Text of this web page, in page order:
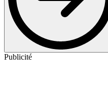
Publicité